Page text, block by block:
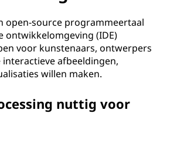
open-source programmeertaal
ontwikkelomgeving (IDE)
voor kunstenaars, ontwerpers
afbeeldingen,
willen maken.
nuttig voor